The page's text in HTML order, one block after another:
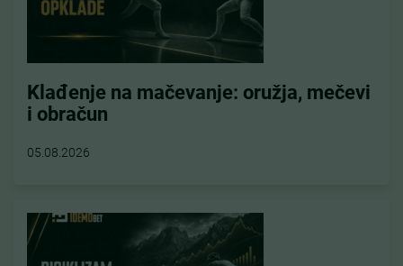
Klađenje na mačevanje: oružja, mečevi
i obračun
05.08.2026